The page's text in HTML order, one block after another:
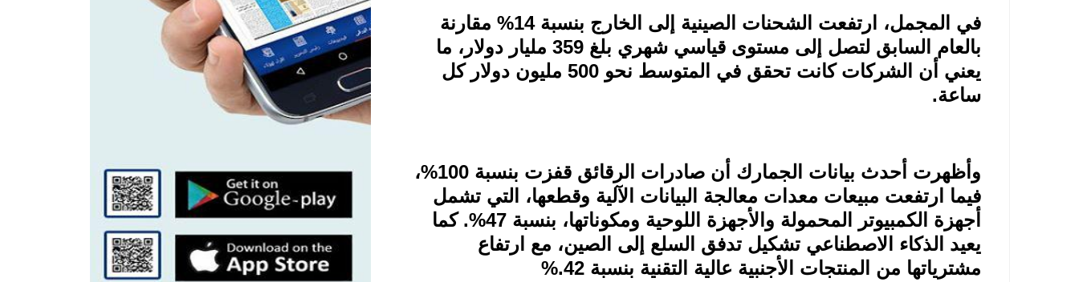
في المجمل، ارتفعت الشحنات الصينية إلى الخارج بنسبة 14% مقارنة
بالعام السابق لتصل إلى مستوى قياسي شهري بلغ 359 مليار دولار، ما
يعني أن الشركات كانت تحقق في المتوسط نحو 500 مليون دولار كل
ساعة.
وأظهرت أحدث بيانات الجمارك أن صادرات الرقائق قفزت بنسبة 100%،
فيما ارتفعت مبيعات معدات معالجة البيانات الآلية وقطعها، التي تشمل
أجهزة الكمبيوتر المحمولة والأجهزة اللوحية ومكوناتها، بنسبة 47%. كما
يعيد الذكاء الاصطناعي تشكيل تدفق السلع إلى الصين، مع ارتفاع
مشترياتها من المنتجات الأجنبية عالية التقنية بنسبة 42
%.